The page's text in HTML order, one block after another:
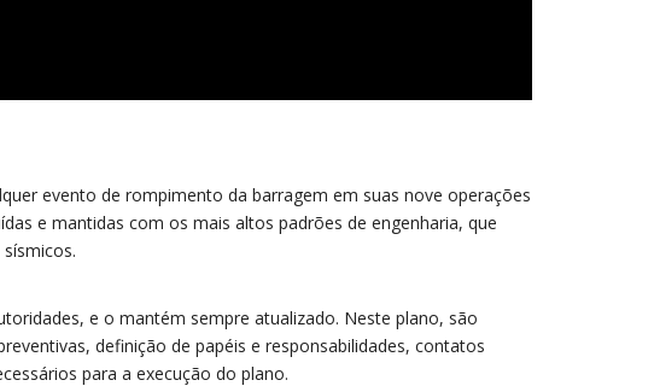
evento de rompimento da barragem em suas nove operações
e mantidas com os mais altos padrões de engenharia, que
e o mantém sempre atualizado. Neste plano, são
definição de papéis e responsabilidades, contatos
para a execução do plano.